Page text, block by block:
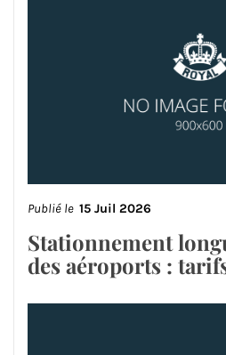
Publié le 15 Juil 2026
Stationnement
des aéroports :